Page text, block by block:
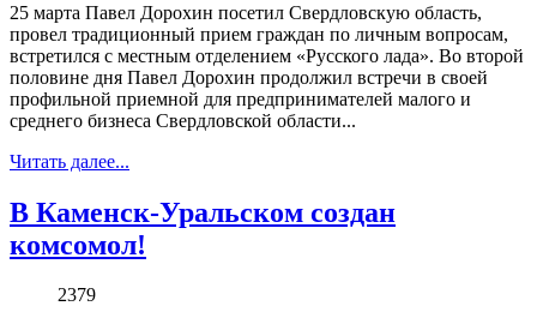
25 марта Павел Дорохин посетил Свердловскую область,
провел традиционный прием граждан по личным вопросам,
встретился с местным отделением «Русского лада». Во второй
половине дня Павел Дорохин продолжил встречи в своей
профильной приемной для предпринимателей малого и
среднего бизнеса Свердловской области...
Читать далее...
В Каменск-Уральском создан
комсомол!
2379